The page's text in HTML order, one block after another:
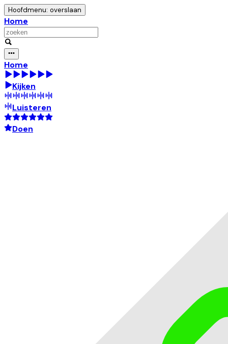
Hoofdmenu: overslaan
Home
Home
Kijken
Luisteren
Doen